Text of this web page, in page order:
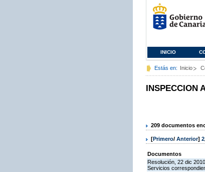
INICIO
Estás en: Inicio
INSPECCION
209 documentos
[Primero/ Anterior] 2
Documentos
Resolución, 22 dic
Servicios